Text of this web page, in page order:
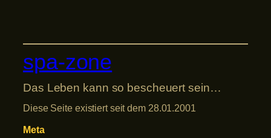
spa-zone
Das Leben kann so bescheuert sein…
Diese Seite existiert seit dem 28.01.2001
Meta